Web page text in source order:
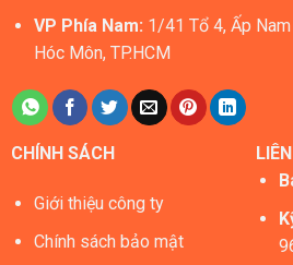
VP Phía Nam: 1/41 Tổ 4, Ấp
Hóc Môn, TP.HCM
CHÍNH SÁCH
Giới thiệu công ty
Chính sách bảo mật